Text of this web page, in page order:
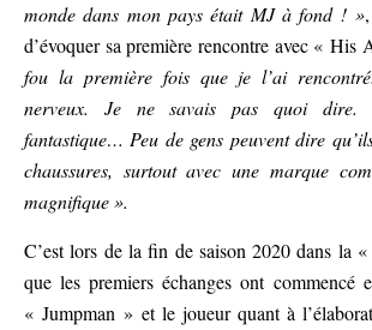
monde dans mon pays était MJ à fond ! »
d’évoquer sa première rencontre avec « His
fou la première fois que je l’ai
nerveux. Je ne savais pas quoi dire.
fantastique… Peu de gens peuvent dire
chaussures, surtout avec une marque
magnifique ».
C’est lors de la fin de saison 2020 dans la
que les premiers échanges ont commencé
« Jumpman » et le joueur quant à